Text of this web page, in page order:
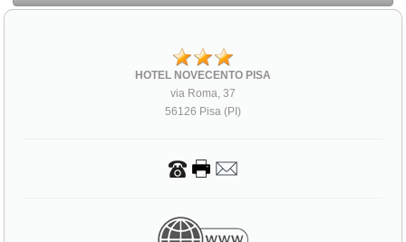
HOTEL NOVECENTO PISA
via Roma, 37
56126 Pisa (PI)